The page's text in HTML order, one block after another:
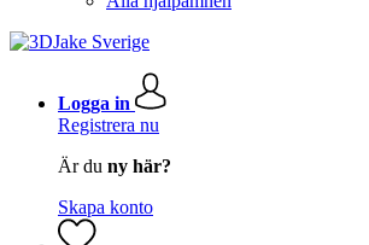
Logga in
Registrera nu
Är du ny här?
Skapa konto